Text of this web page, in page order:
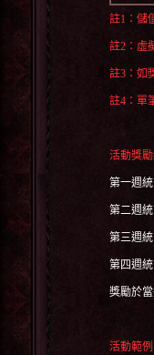
註1 ：
註2 ：
註3 ：
註4 ：單
活動獎
第一週
第二週
第三週
第四週
獎勵於
活動範